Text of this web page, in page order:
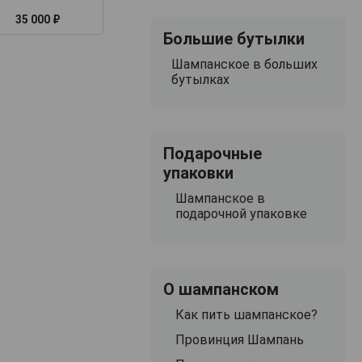
35 000 ₽
Большие бутылки
Шампанское в больших
бутылках
Подарочные
упаковки
Шампанское в
подарочной упаковке
О шампанском
Как пить шампанское?
Провинция Шампань